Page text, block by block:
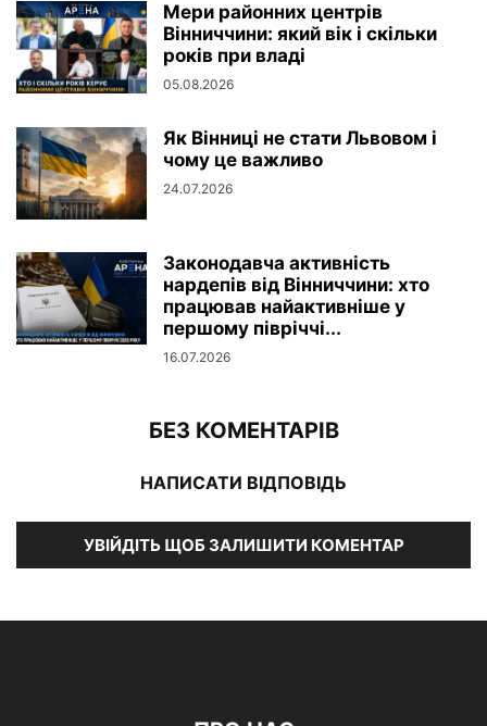
Мери районних центрів
Вінниччини: який вік і скільки
років при владі
05.08.2026
Як Вінниці не стати Львовом і
чому це важливо
24.07.2026
Законодавча активність
нардепів від Вінниччини: хто
працював найактивніше у
першому півріччі...
16.07.2026
БЕЗ КОМЕНТАРІВ
НАПИСАТИ ВІДПОВІДЬ
УВІЙДІТЬ ЩОБ ЗАЛИШИТИ КОМЕНТАР